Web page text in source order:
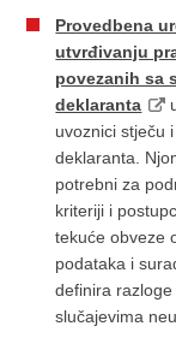
Provedbena
utvrđivanju
povezanih sa
deklaranta
uvoznici stječu
deklaranta.
potrebni za
kriteriji i
tekuće obveze
podataka i
definira
slučajevima